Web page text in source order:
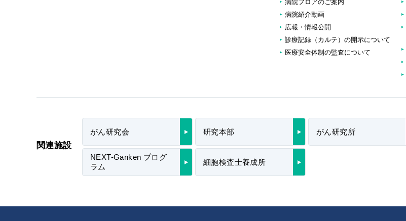
病院フロアのご案内
病院紹介動画
広報・情報公開
診療記録（カルテ）の開示について
医療安全体制の監査について
関連施設
がん研究会 研究本部 がん研究所
NEXT-Ganken プログ
ラム
細胞検査士養成所